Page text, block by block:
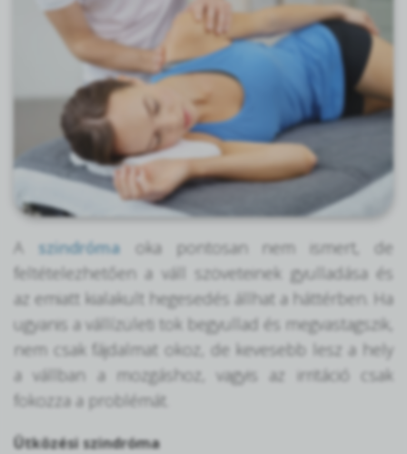
A szindróma oka pontosan nem ismert, de
feltételezhetően a váll szöveteinek gyulladása és
az emiatt kialakult hegesedés állhat a háttérben. Ha
ugyanis a vállízületi tok begyullad és megvastagszik,
nem csak fájdalmat okoz, de kevesebb lesz a hely
a vállban a mozgáshoz, vagyis az irritáció csak
fokozza a problémát.
Ütközési szindróma